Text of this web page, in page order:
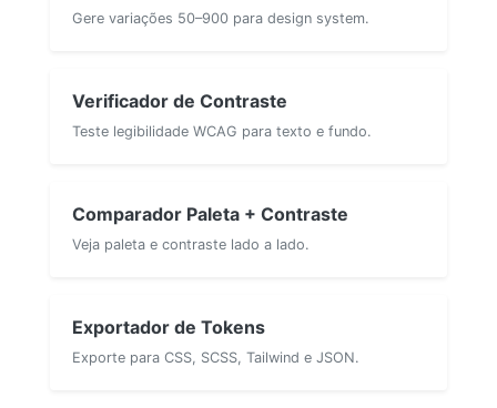
Gere variações 50–900 para design system.
Verificador de Contraste
Teste legibilidade WCAG para texto e fundo.
Comparador Paleta + Contraste
Veja paleta e contraste lado a lado.
Exportador de Tokens
Exporte para CSS, SCSS, Tailwind e JSON.